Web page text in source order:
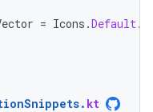
= Icons .Default.
. kt